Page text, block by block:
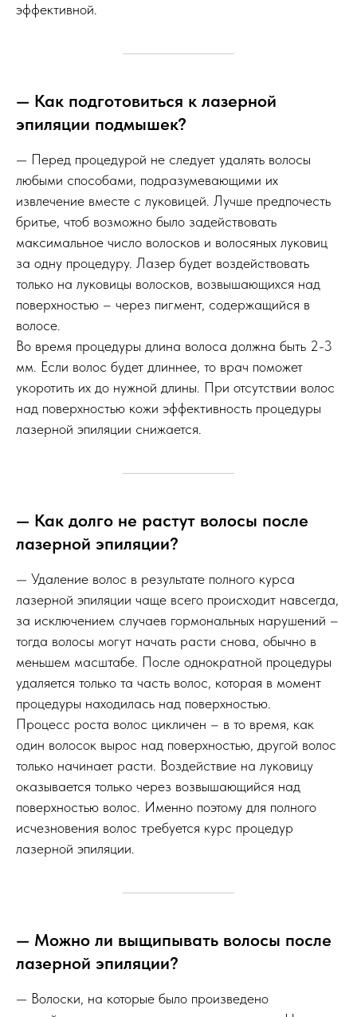
эффективной.
— Как подготовиться к лазерной
эпиляции подмышек?
— Перед процедурой не следует удалять волосы
любыми способами, подразумевающими их
извлечение вместе с луковицей. Лучше предпочесть
бритье, чтоб возможно было задействовать
максимальное число волосков и волосяных луковиц
за одну процедуру. Лазер будет воздействовать
только на луковицы волосков, возвышающихся над
поверхностью – через пигмент, содержащийся в
волосе.
Во время процедуры длина волоса должна быть 2-3
мм. Если волос будет длиннее, то врач поможет
укоротить их до нужной длины. При отсутствии волос
над поверхностью кожи эффективность процедуры
лазерной эпиляции снижается.
— Как долго не растут волосы после
лазерной эпиляции?
— Удаление волос в результате полного курса
лазерной эпиляции чаще всего происходит навсегда,
за исключением случаев гормональных нарушений –
тогда волосы могут начать расти снова, обычно в
меньшем масштабе. После однократной процедуры
удаляется только та часть волос, которая в момент
процедуры находилась над поверхностью.
Процесс роста волос цикличен – в то время, как
один волосок вырос над поверхностью, другой волос
только начинает расти. Воздействие на луковицу
оказывается только через возвышающийся над
поверхностью волос. Именно поэтому для полного
исчезновения волос требуется курс процедур
лазерной эпиляции.
— Можно ли выщипывать волосы после
лазерной эпиляции?
— Волоски, на которые было произведено